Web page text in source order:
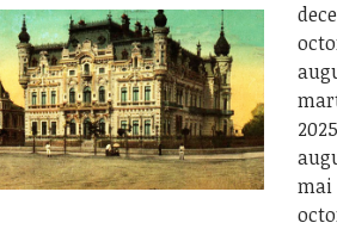
2025
mai